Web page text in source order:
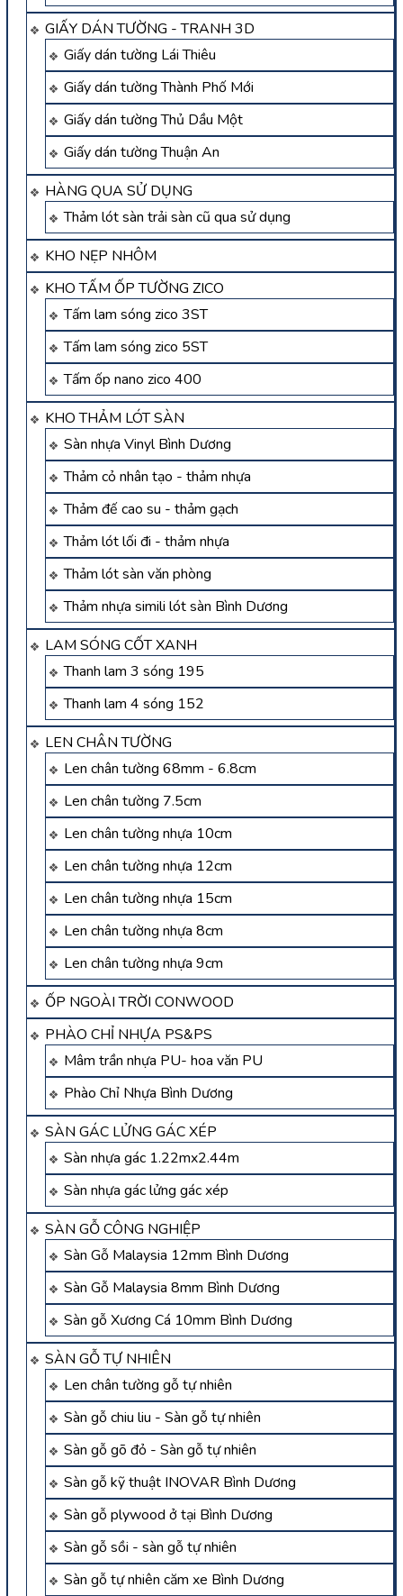
GIẤY DÁN TƯỜNG - TRANH 3D
Giấy dán tường Lái Thiêu
Giấy dán tường Thành Phố Mới
Giấy dán tường Thủ Dầu Một
Giấy dán tường Thuận An
HÀNG QUA SỬ DỤNG
Thảm lót sàn trải sàn cũ qua sử dụng
KHO NẸP NHÔM
KHO TẤM ỐP TƯỜNG ZICO
Tấm lam sóng zico 3ST
Tấm lam sóng zico 5ST
Tấm ốp nano zico 400
KHO THẢM LÓT SÀN
Sàn nhựa Vinyl Bình Dương
Thảm cỏ nhân tạo - thảm nhựa
Thảm đế cao su - thảm gạch
Thảm lót lối đi - thảm nhựa
Thảm lót sàn văn phòng
Thảm nhựa simili lót sàn Bình Dương
LAM SÓNG CỐT XANH
Thanh lam 3 sóng 195
Thanh lam 4 sóng 152
LEN CHÂN TƯỜNG
Len chân tường 68mm - 6.8cm
Len chân tường 7.5cm
Len chân tường nhựa 10cm
Len chân tường nhựa 12cm
Len chân tường nhựa 15cm
Len chân tường nhựa 8cm
Len chân tường nhựa 9cm
ỐP NGOÀI TRỜI CONWOOD
PHÀO CHỈ NHỰA PS&PS
Mâm trần nhựa PU- hoa văn PU
Phào Chỉ Nhựa Bình Dương
SÀN GÁC LỬNG GÁC XÉP
Sàn nhựa gác 1.22mx2.44m
Sàn nhựa gác lửng gác xép
SÀN GỖ CÔNG NGHIỆP
Sàn Gỗ Malaysia 12mm Bình Dương
Sàn Gỗ Malaysia 8mm Bình Dương
Sàn gỗ Xương Cá 10mm Bình Dương
SÀN GỖ TỰ NHIÊN
Len chân tường gỗ tự nhiên
Sàn gỗ chiu liu - Sàn gỗ tự nhiên
Sàn gỗ gõ đỏ - Sàn gỗ tự nhiên
Sàn gỗ kỹ thuật INOVAR Bình Dương
Sàn gỗ plywood ở tại Bình Dương
Sàn gỗ sồi - sàn gỗ tự nhiên
Sàn gỗ tự nhiên căm xe Bình Dương